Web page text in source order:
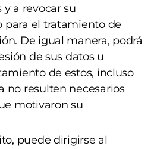
a revocar su
para el tratamiento de
De igual manera, podrá
de sus datos u
de estos, incluso
no resulten necesarios
motivaron su
puede dirigirse al